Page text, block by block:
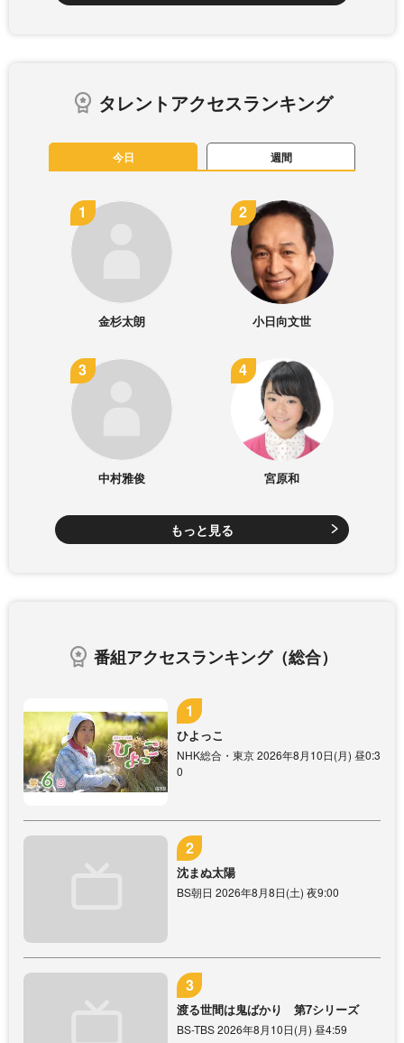
タレントアクセスランキング
今日 週間
金杉太朗 小日向文世
中村雅俊 宮原和
もっと見る
番組アクセスランキング（総合）
ひよっこ
NHK総合・東京 2026年8月10日(月) 昼0:3
0
沈まぬ太陽
BS朝日 2026年8月8日(土) 夜9:00
渡る世間は鬼ばかり 第7シリーズ
BS-TBS 2026年8月10日(月) 昼4:59